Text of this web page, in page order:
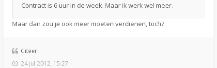
Contract is 6 uur in de week. Maar ik werk wel meer.
Maar dan zou je ook meer moeten verdienen, toch?
Citeer
24 jul 2012, 15:27